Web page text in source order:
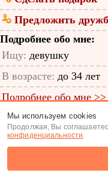
Предложить
Подробнее обо мне:
Ищу: девушку
В возрасте: до 34 лет
Подробнее обо мне >>
ID анкеты: 12709216
Знакомства|Поиск
Мы используем cookies
Продолжая, Вы
конфиденциальности.